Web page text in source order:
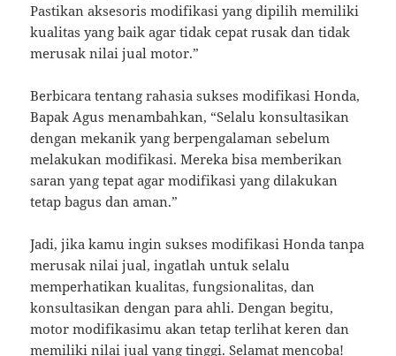
Pastikan aksesoris modifikasi yang dipilih memiliki
kualitas yang baik agar tidak cepat rusak dan tidak
merusak nilai jual motor.”
Berbicara tentang rahasia sukses modifikasi Honda,
Bapak Agus menambahkan, “Selalu konsultasikan
dengan mekanik yang berpengalaman sebelum
melakukan modifikasi. Mereka bisa memberikan
saran yang tepat agar modifikasi yang dilakukan
tetap bagus dan aman.”
Jadi, jika kamu ingin sukses modifikasi Honda tanpa
merusak nilai jual, ingatlah untuk selalu
memperhatikan kualitas, fungsionalitas, dan
konsultasikan dengan para ahli. Dengan begitu,
motor modifikasimu akan tetap terlihat keren dan
memiliki nilai jual yang tinggi. Selamat mencoba!